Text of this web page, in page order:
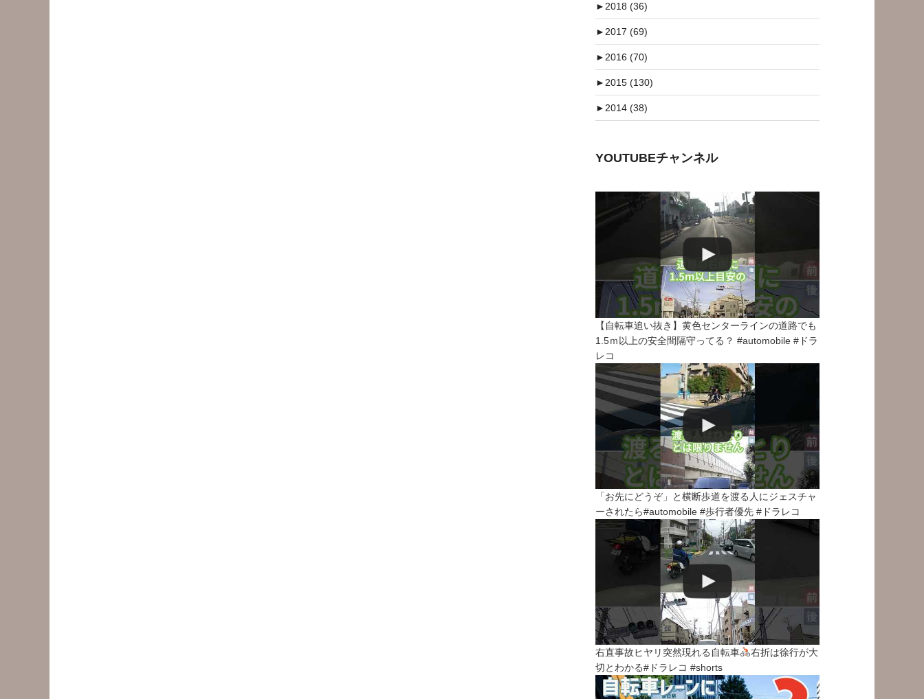
►2018 (36)
►2017 (69)
►2016 (70)
►2015 (130)
►2014 (38)
YOUTUBEチャンネル
【自転車追い抜き】黄色センターラインの道路でも
1.5ｍ以上の安全間隔守ってる？ #automobile #ドラ
レコ
「お先にどうぞ」と横断歩道を渡る人にジェスチャ
ーされたら#automobile #歩行者優先 #ドラレコ
右直事故ヒヤリ突然現れる自転車
右折は徐行が大
切とわかる#ドラレコ #shorts